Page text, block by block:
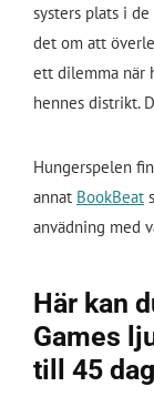
systers plats i
det om att
ett dilemma när
hennes distrikt.
Hungerspelen
annat BookBeat
anvädning med
Här kan
Games
till 45